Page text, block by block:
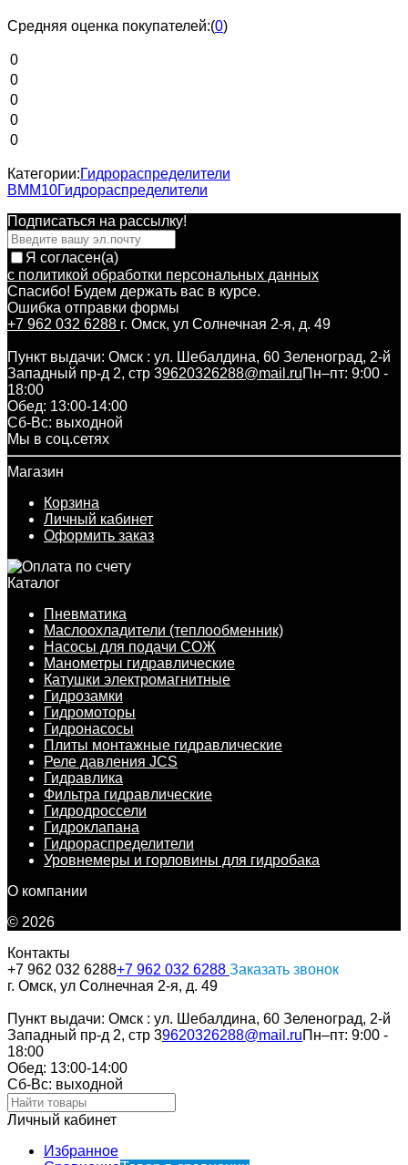
Средняя оценка покупателей:(0)
0
0
0
0
0
Категории:Гидрораспределители
ВММ10Гидрораспределители
Подписаться на рассылкy!
Я согласен(a)
с политикой обработки персональных данных
Спасибо! Будем держать вас в курсе.
Ошибка отправки формы
+7 962 032 6288 г. Омск, ул Солнечная 2-я, д. 49
Пункт выдачи: Омск : ул. Шебалдина, 60 Зеленоград, 2-й
Западный пр-д 2, стр 39620326288@mail.ruПн–пт: 9:00 -
18:00
Обед: 13:00-14:00
Cб-Вс: выходной
Мы в соц.сетях
Магазин
Корзина
Личный кабинет
Оформить заказ
Каталог
Пневматика
Маслоохладители (теплообменник)
Насосы для подачи СОЖ
Манометры гидравлические
Катушки электромагнитные
Гидрозамки
Гидромоторы
Гидронасосы
Плиты монтажные гидравлические
Реле давления JCS
Гидравлика
Фильтра гидравлические
Гидродроссели
Гидроклапана
Гидрораспределители
Уровнемеры и горловины для гидробака
О компании
© 2026
Контакты
+7 962 032 6288+7 962 032 6288 Заказать звонок
г. Омск, ул Солнечная 2-я, д. 49
Пункт выдачи: Омск : ул. Шебалдина, 60 Зеленоград, 2-й
Западный пр-д 2, стр 39620326288@mail.ruПн–пт: 9:00 -
18:00
Обед: 13:00-14:00
Cб-Вс: выходной
Личный кабинет
Избранное